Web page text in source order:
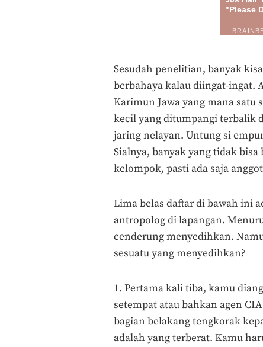
Sesudah penelitian, banyak
berbahaya kalau diingat-ingat.
Karimun Jawa yang mana
kecil yang ditumpangi terbalik
jaring nelayan. Untung si
Sialnya, banyak yang tidak
kelompok, pasti ada saja
Lima belas daftar di bawah ini
antropolog di lapangan.
cenderung menyedihkan.
sesuatu yang menyedihkan?
1. Pertama kali tiba, kamu
setempat atau bahkan agen
bagian belakang tengkorak
adalah yang terberat. Kamu